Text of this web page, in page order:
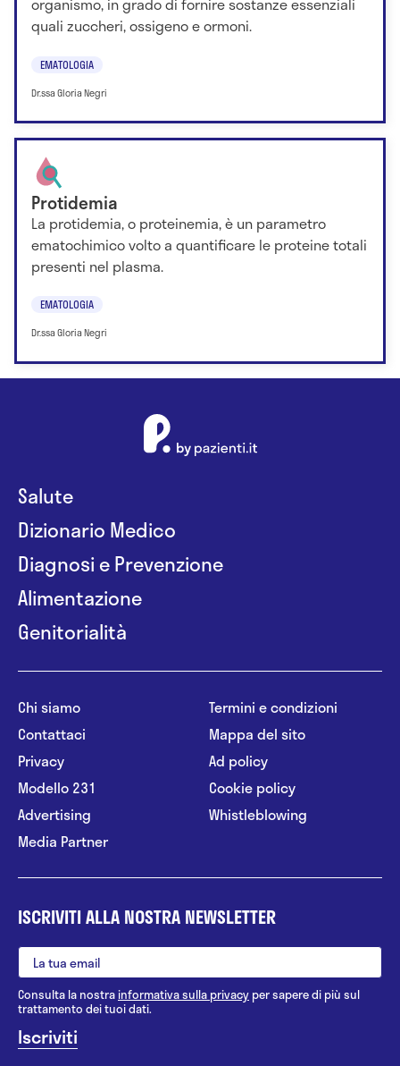
quali zuccheri, ossigeno e ormoni.
EMATOLOGIA
Dr.ssa Gloria Negri
Protidemia
La protidemia, o proteinemia, è un parametro
ematochimico volto a quantificare le proteine totali
presenti nel plasma.
EMATOLOGIA
Dr.ssa Gloria Negri
Salute
Dizionario Medico
Diagnosi e Prevenzione
Alimentazione
Genitorialità
Chi siamo
Contattaci
Privacy
Modello 231
Advertising
Media Partner
Termini e condizioni
Mappa del sito
Ad policy
Cookie policy
Whistleblowing
ISCRIVITI ALLA NOSTRA NEWSLETTER
Consulta la nostrainformativa sulla privacy per sapere di più sul
trattamento dei tuoi dati.